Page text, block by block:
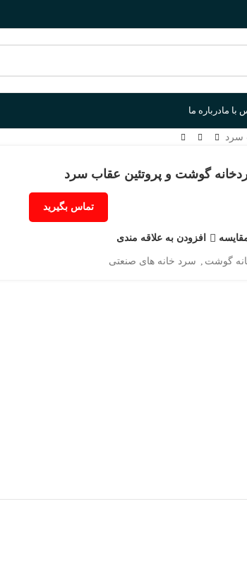
با مادرباره ما
سرد
گوشت و پروتئین عقاب سرد
تماس بگیرید
افزودن به علاقه مندی
گوشت , سرد خانه های صنعتی